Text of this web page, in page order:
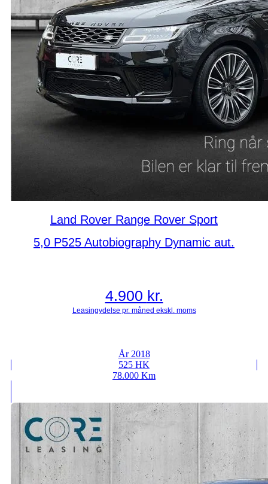
Land Rover Range Rover Sport
5,0 P525 Autobiography Dynamic aut.
4.900 kr.
År 2018
525 HK
78.000 Km